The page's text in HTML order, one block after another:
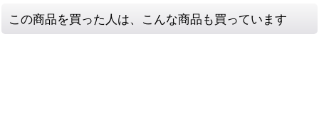
この商品を買った人は、こんな商品も買っています